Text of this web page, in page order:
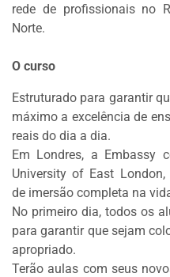
rede de profissionais no
Norte.
O curso
Estruturado para garantir
máximo a excelência de
reais do dia a dia.
Em Londres, a Embassy
University of East
de imersão completa na
No primeiro dia, todos os
para garantir que sejam
apropriado.
Terão aulas com seus